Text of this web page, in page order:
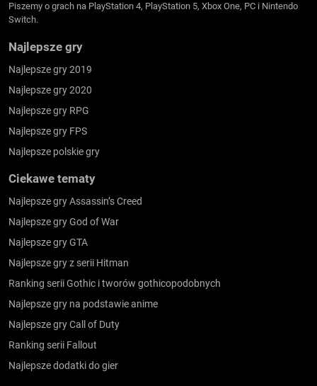
Piszemy o grach na PlayStation 4, PlayStation 5, Xbox One, PC i Nintendo
Switch.
Najlepsze gry
Najlepsze gry 2019
Najlepsze gry 2020
Najlepsze gry RPG
Najlepsze gry FPS
Najlepsze polskie gry
Ciekawe tematy
Najlepsze gry Assassin’s Creed
Najlepsze gry God of War
Najlepsze gry GTA
Najlepsze gry z serii Hitman
Ranking serii Gothic i tworów gothicopodobnych
Najlepsze gry na podstawie anime
Najlepsze gry Call of Duty
Ranking serii Fallout
Najlepsze dodatki do gier